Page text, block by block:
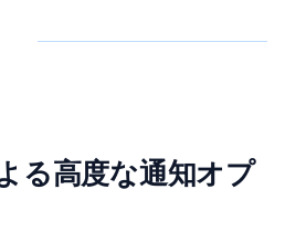
る高度な通知オプ